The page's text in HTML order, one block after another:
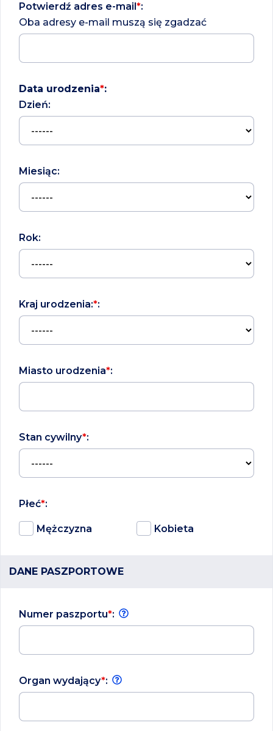
Potwierdź adres e-mail*:
Oba adresy e-mail muszą się zgadzać
Data urodzenia*:
Dzień:
Miesiąc:
Rok:
Kraj urodzenia:*:
Miasto urodzenia*:
Stan cywilny*:
Płeć*:
Mężczyzna Kobieta
DANE PASZPORTOWE
Numer paszportu*:
Organ wydający*: